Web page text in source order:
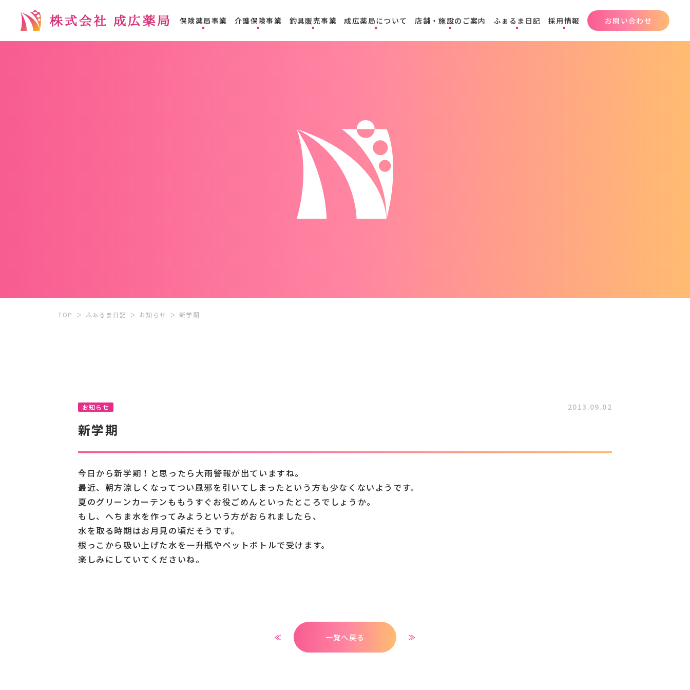
保険薬局事業 介護保険事業 釣具販売事業 成広薬局について 店舗・施設のご案内 ふぁるま日記 採用情報 お問い合わせ
TOP ＞ ふぁるま日記 ＞ お知らせ ＞ 新学期
お知らせ 2013.09.02
新学期
今日から新学期！と思ったら大雨警報が出ていますね。
最近、朝方涼しくなってつい風邪を引いてしまったという方も少なくないようです。
夏のグリーンカーテンももうすぐお役ごめんといったところでしょうか。
もし、へちま水を作ってみようという方がおられましたら、
水を取る時期はお月見の頃だそうです。
根っこから吸い上げた水を一升瓶やペットボトルで受けます。
楽しみにしていてくださいね。
≪ 一覧へ戻る ≫